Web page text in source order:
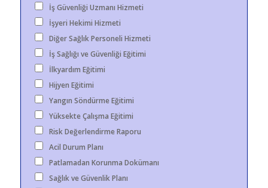
İş Güvenliği Uzmanı Hizmeti
İşyeri Hekimi Hizmeti
Diğer Sağlık Personeli Hizmeti
İş Sağlığı ve Güvenliği Eğitimi
İlkyardım Eğitimi
Hijyen Eğitimi
Yangın Söndürme Eğitimi
Yüksekte Çalışma Eğitimi
Risk Değerlendirme Raporu
Acil Durum Planı
Patlamadan Korunma Dokümanı
Sağlık ve Güvenlik Planı